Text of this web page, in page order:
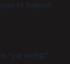
ve bağırsak
“yol verdiği”